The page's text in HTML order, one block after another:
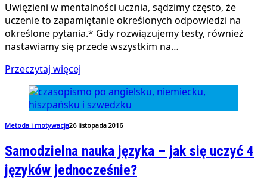
Uwięzieni w mentalności ucznia, sądzimy często, że
uczenie to zapamiętanie określonych odpowiedzi na
określone pytania.* Gdy rozwiązujemy testy, również
nastawiamy się przede wszystkim na…
Przeczytaj więcej
Metoda i motywacja26 listopada 2016
Samodzielna nauka języka – jak się uczyć 4
języków jednocześnie?